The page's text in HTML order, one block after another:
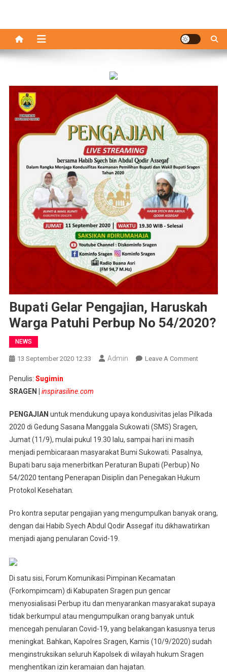
Bupati Gelar Pengajian, Haruskah
Warga Patuhi Perbup No 54/2020?
NEWS
13 September 2020 12:33 Admin Leave A CommentOn
Warga
No
54/2020?
Penulis: Sugimin
SRAGEN | inspirasiline.com
PENGAJIAN untuk mendukung upaya kondusivitas jelas Pilkada
2020 di Gedung Sasana Manggala Sukowati (SMS) Sragen,
Jumat (11/9), mulai pukul 19.30 lalu, sampai hari ini masih
menjadi pembicaraan masyarakat Bumi Sukowati. Pasalnya,
Bupati baru saja menerbitkan Peraturan Bupati (Perbup) No
54/2020 tentang Penerapan Disiplin dan Penegakan Hukum
Protokol Kesehatan.
Pro kontra seputar pengajian yang mengumpulkan banyak orang,
dengan dai Habib Syech Abdul Qodir Assegaf itu dikhawatirkan
menjadi ajang penularan Covid-19.
Di satu sisi, Forum Komunikasi Pimpinan Kecamatan
(Forkompimcam) di Kabupaten Sragen pun gencar
menyosialisasi Perbup itu dan menyarankan masyarakat supaya
tidak berkumpul atau mengumpulkan orang banyak untuk
mencegah penularan Covid-19, yang belakangan kasusnya terus
meningkat. Bahkan, Kapolres Sragen, Kamis (10/9/2020) sudah
menginstruksikan seluruh Kapolsek di wilayah hukum Sragen
menghentikan izin keramaian dan hajatan.